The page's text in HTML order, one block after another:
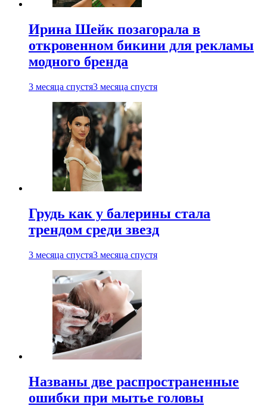
Ирина Шейк позагорала в
откровенном бикини для рекламы
модного бренда
3 месяца спустя3 месяца спустя
Грудь как у балерины стала
трендом среди звезд
3 месяца спустя3 месяца спустя
Названы две распространенные
ошибки при мытье головы